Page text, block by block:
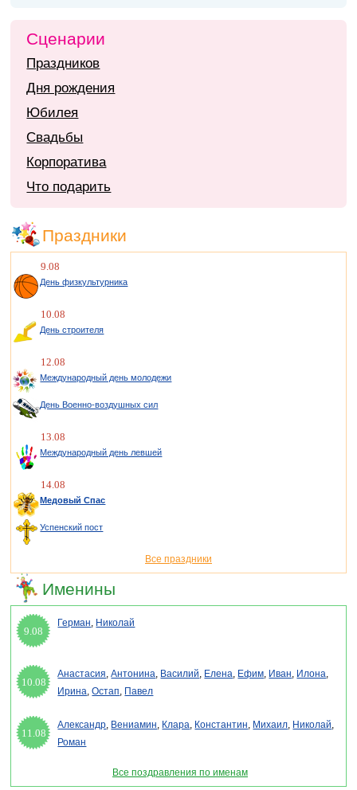
Сценарии
Праздников
Дня рождения
Юбилея
Свадьбы
Корпоратива
Что подарить
Праздники
9.08
День физкультурника
10.08
День строителя
12.08
Международный день молодежи
День Военно-воздушных сил
13.08
Международный день левшей
14.08
Медовый Спас
Успенский пост
Все праздники
Именины
9.08
Герман, Николай
10.08
Анастасия,Антонина, Василий, Елена, Ефим, Иван, Илона,
Ирина,Остап, Павел
11.08
Александр, Вениамин, Клара, Константин, Михаил, Николай,
Роман
Все поздравления по именам